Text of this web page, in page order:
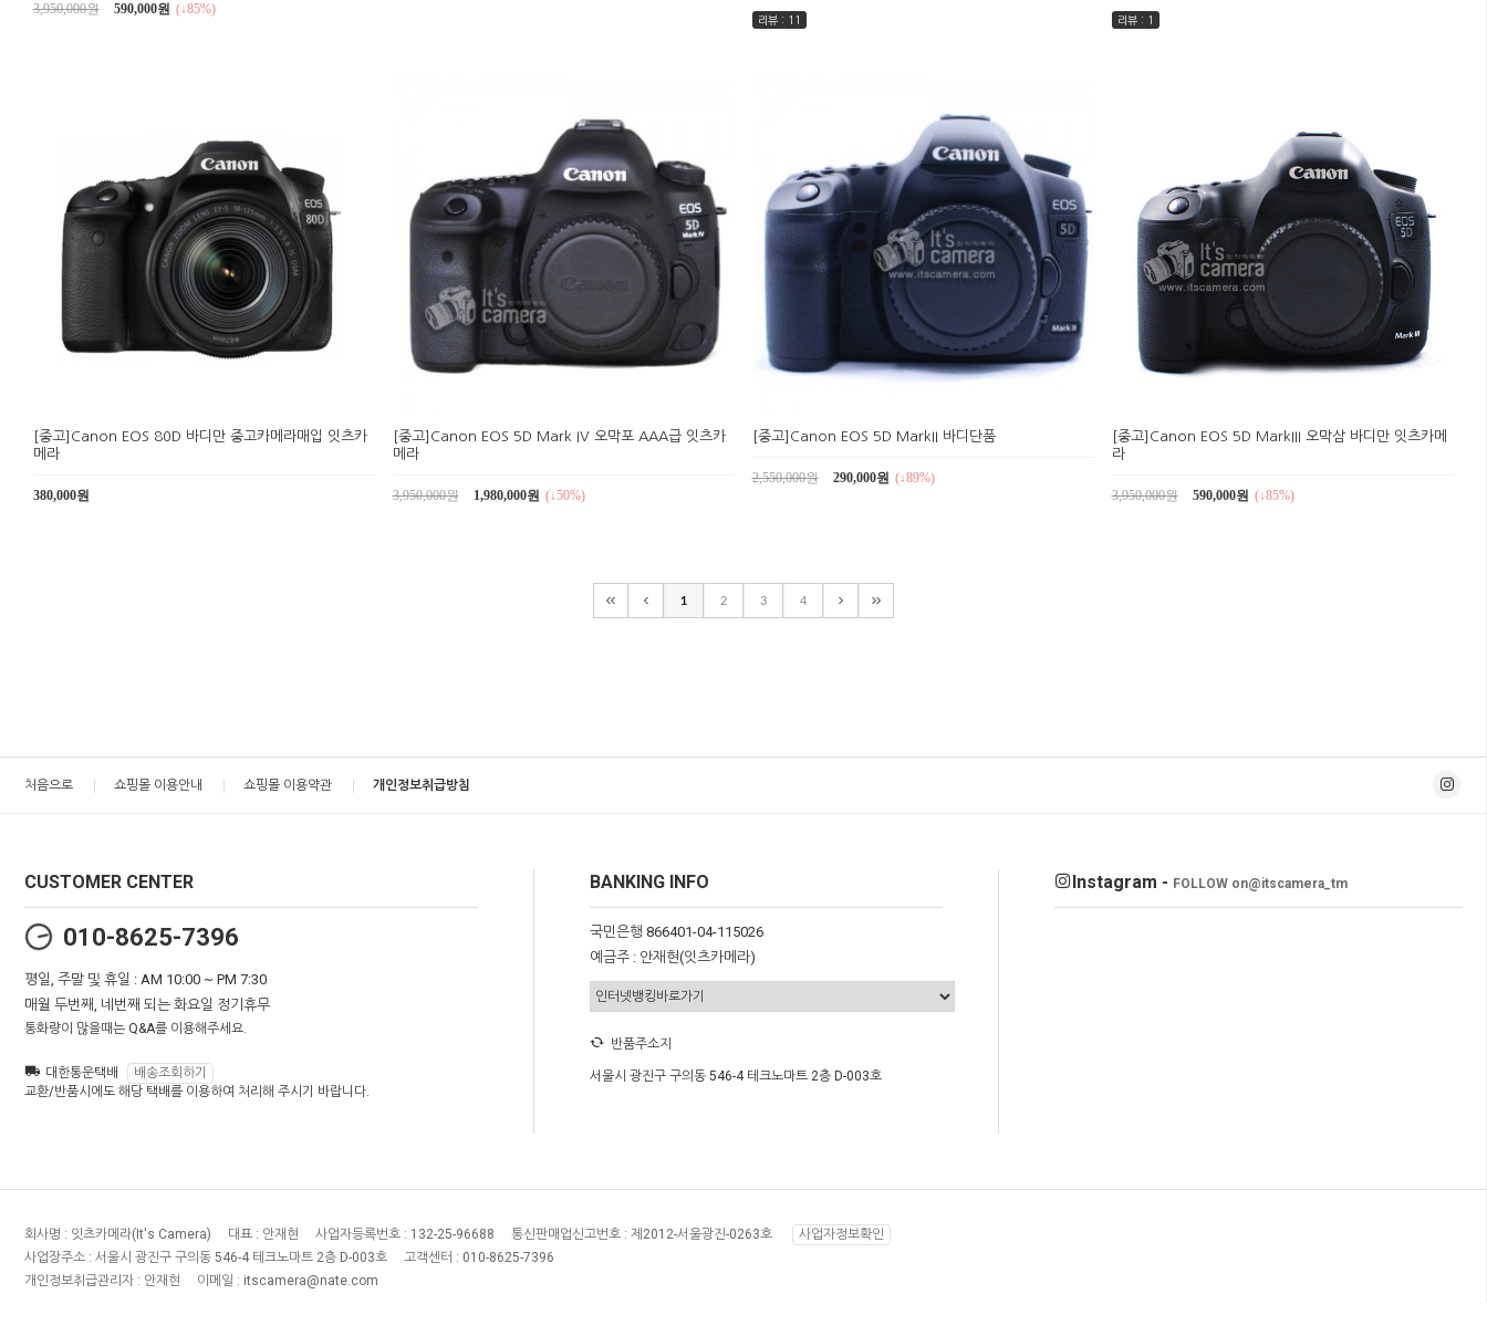
3,950,000원 590,000원 (↓85%)
리뷰 : 11 리뷰 : 1
[중고]Canon EOS 80D 바디만 중고카메라매입 잇츠카
메라
380,000원
[중고]Canon EOS 5D Mark IV 오막포 AAA급 잇츠카
메라
3,950,000원 1,980,000원 (↓50%)
[중고]Canon EOS 5D MarkII 바디단품
2,550,000원 290,000원 (↓89%)
[중고]Canon EOS 5D MarkIII 오막삼 바디만 잇츠카메
라
3,950,000원 590,000원 (↓85%)
1 2 3 4
처음으로 쇼핑몰 이용안내 쇼핑몰 이용약관 개인정보취급방침
CUSTOMER CENTER
010-8625-7396
평일, 주말 및 휴일 : AM 10:00 ~ PM 7:30
매월 두번째, 네번째 되는 화요일 정기휴무
통화량이 많을때는 Q&A를 이용해주세요.
대한통운택배
배송조회하기
교환/반품시에도 해당 택배를 이용하여 처리해 주시기 바랍니다.
BANKING INFO
국민은행 866401-04-115026
예금주 : 안재현(잇츠카메라)
반품주소지
서울시 광진구 구의동 546-4 테크노마트 2층 D-003호
Instagram - FOLLOW on@itscamera_tm
회사명 : 잇츠카메라(It's Camera) 대표 : 안재현 사업자등록번호 : 132-25-96688 통신판매업신고번호 : 제2012-서울광진-0263호
사업자정보확인
사업장주소 : 서울시 광진구 구의동 546-4 테크노마트 2층 D-003호 고객센터 : 010-8625-7396
개인정보취급관리자 : 안재현 이메일 : itscamera@nate.com